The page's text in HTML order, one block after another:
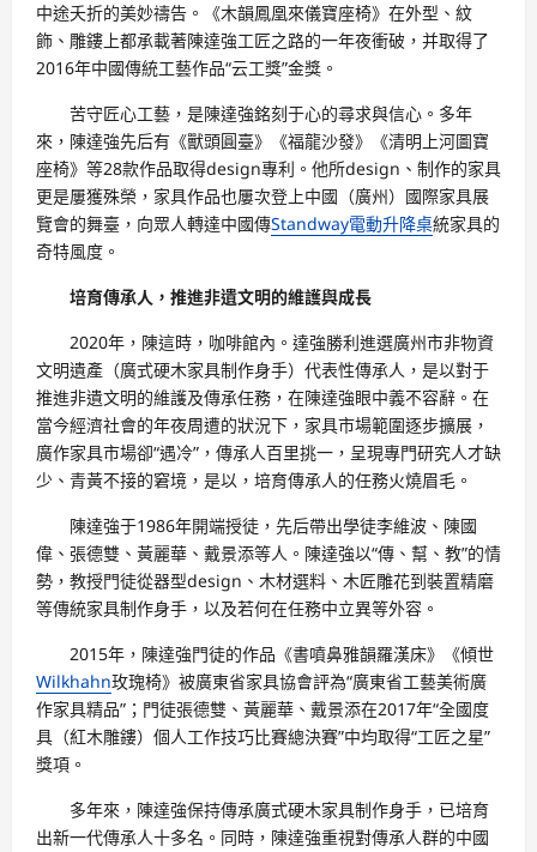
中途夭折的美妙禱告。《木韻鳳凰來儀寶座椅》在外型、紋
飾、雕鏤上都承載著陳達強工匠之路的一年夜衝破，并取得了
2016年中國傳統工藝作品“云工獎”金獎。
苦守匠心工藝，是陳達強銘刻于心的尋求與信心。多年
來，陳達強先后有《獸頭圓臺》《福龍沙發》《清明上河圖寶
座椅》等28款作品取得design專利。他所design、制作的家具
更是屢獲殊榮，家具作品也屢次登上中國（廣州）國際家具展
覽會的舞臺，向眾人轉達中國傳Standway電動升降桌統家具的
奇特風度。
培育傳承人，推進非遺文明的維護與成長
2020年，陳這時，咖啡館內。達強勝利進選廣州市非物資
文明遺產（廣式硬木家具制作身手）代表性傳承人，是以對于
推進非遺文明的維護及傳承任務，在陳達強眼中義不容辭。在
當今經濟社會的年夜周遭的狀況下，家具市場範圍逐步擴展，
廣作家具市場卻“遇冷”，傳承人百里挑一，呈現專門研究人才缺
少、青黃不接的窘境，是以，培育傳承人的任務火燒眉毛。
陳達強于1986年開端授徒，先后帶出學徒李維波、陳國
偉、張德雙、黃麗華、戴景添等人。陳達強以“傳、幫、教”的情
勢，教授門徒從器型design、木材選料、木匠雕花到裝置精磨
等傳統家具制作身手，以及若何在任務中立異等外容。
2015年，陳達強門徒的作品《書噴鼻雅韻羅漢床》《傾世
Wilkhahn玫瑰椅》被廣東省家具協會評為“廣東省工藝美術廣
作家具精品”；門徒張德雙、黃麗華、戴景添在2017年“全國度
具（紅木雕鏤）個人工作技巧比賽總決賽”中均取得“工匠之星”
獎項。
多年來，陳達強保持傳承廣式硬木家具制作身手，已培育
出新一代傳承人十多名。同時，陳達強重視對傳承人群的中國